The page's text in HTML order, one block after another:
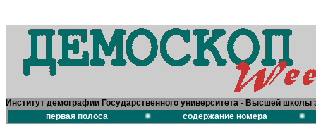
Институт демографии Государственного университета - Высшей школы
первая полоса
содержание номера